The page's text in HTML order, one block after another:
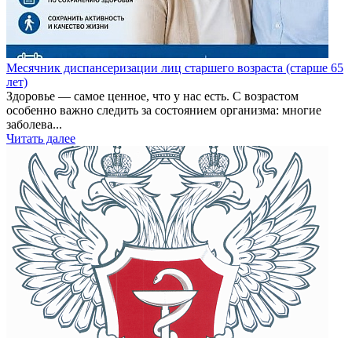
Месячник диспансеризации лиц старшего возраста (старше 65
лет)
Здоровье — самое ценное, что у нас есть. С возрастом
особенно важно следить за состоянием организма: многие
заболева...
Читать далее